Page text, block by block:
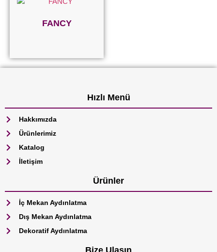
FANCY
Hızlı Menü
Hakkımızda
Ürünlerimiz
Katalog
İletişim
Ürünler
İç Mekan Aydınlatma
Dış Mekan Aydınlatma
Dekoratif Aydınlatma